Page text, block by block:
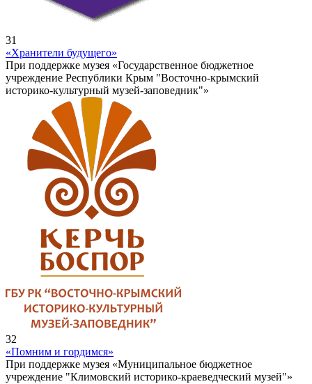
31
«Хранители будущего»
При поддержке музея «Государственное бюджетное
учреждение Республики Крым "Восточно-крымский
историко-культурный музей-заповедник"»
32
«Помним и гордимся»
При поддержке музея «Муниципальное бюджетное
учреждение "Климовский историко-краеведческий музей"»